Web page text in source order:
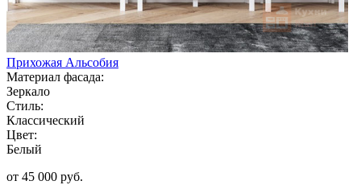
Прихожая Альсобия
Материал фасада:
Зеркало
Стиль:
Классический
Цвет:
Белый
от 45 000 руб.